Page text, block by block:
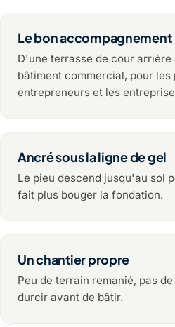
Le bon accompagnement
D'une terrasse de cour
bâtiment commercial, pour
entrepreneurs et les
Ancré sous la ligne de gel
Le pieu descend jusqu'au sol
fait plus bouger la fondation.
Un chantier propre
Peu de terrain remanié, pas
durcir avant de bâtir.